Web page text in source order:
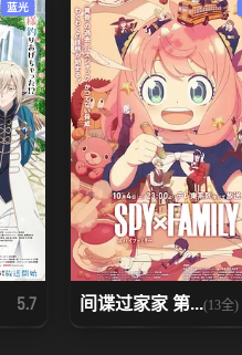
蓝光
5.7 间谍过家家 第...(13全)